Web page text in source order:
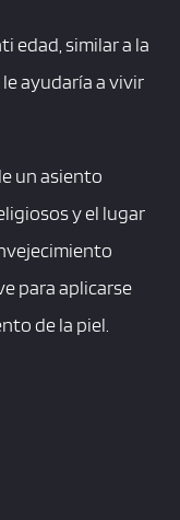
edad, similar a la
ayudaría a vivir
un asiento
y el lugar
para aplicarse
de la piel.